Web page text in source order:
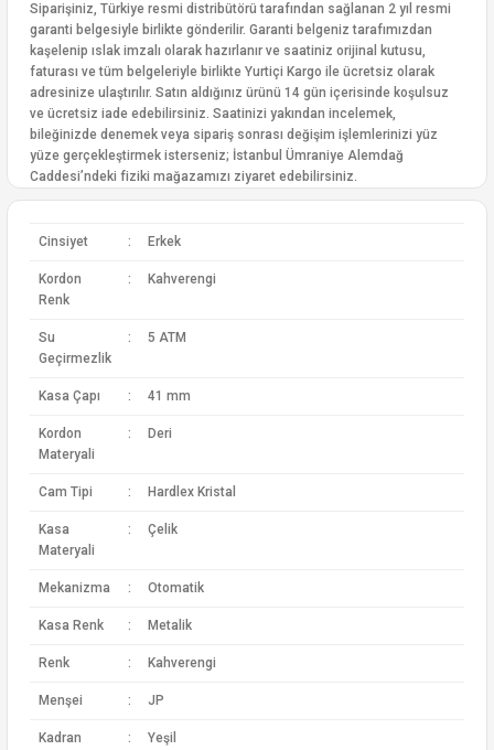
Siparişiniz, Türkiye resmi distribütörü tarafından sağlanan 2 yıl resmi
garanti belgesiyle birlikte gönderilir. Garanti belgeniz tarafımızdan
kaşelenip ıslak imzalı olarak hazırlanır ve saatiniz orijinal kutusu,
faturası ve tüm belgeleriyle birlikte Yurtiçi Kargo ile ücretsiz olarak
adresinize ulaştırılır. Satın aldığınız ürünü 14 gün içerisinde koşulsuz
ve ücretsiz iade edebilirsiniz. Saatinizi yakından incelemek,
bileğinizde denemek veya sipariş sonrası değişim işlemlerinizi yüz
yüze gerçekleştirmek isterseniz; İstanbul Ümraniye Alemdağ
Caddesi’ndeki fiziki mağazamızı ziyaret edebilirsiniz.
Cinsiyet : Erkek
Kordon
Renk
: Kahverengi
Su
Geçirmezlik
: 5 ATM
Kasa Çapı : 41 mm
Kordon
Materyali
: Deri
Cam Tipi : Hardlex Kristal
Kasa
Materyali
: Çelik
Mekanizma : Otomatik
Kasa Renk : Metalik
Renk : Kahverengi
Menşei : JP
Kadran
: Yeşil